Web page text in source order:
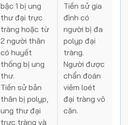
bậc 1 bị ung
thư đại trực
tràng hoặc từ
2 người thân
có huyết
thống bị ung
thư.
Tiền sử bản
thân bị polyp,
ung thư đại
trực tràng và
Tiền sử gia
đình có
người bị đa
polyp đại
tràng.
Người được
chẩn đoán
viêm loét
đại tràng vô
căn.